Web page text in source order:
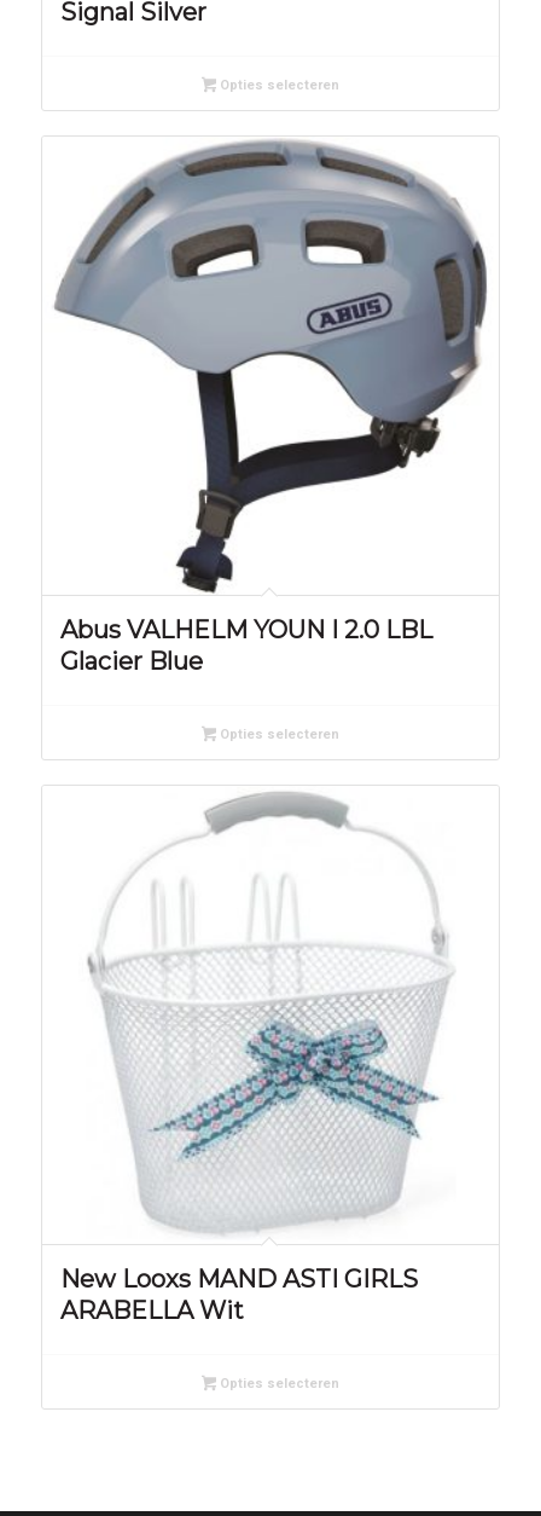
Signal Silver
Opties selecteren
Abus VALHELM YOUN I 2.0 LBL
Glacier Blue
Opties selecteren
New Looxs MAND ASTI GIRLS
ARABELLA Wit
Opties selecteren